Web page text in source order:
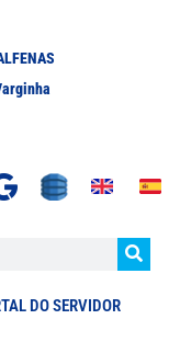
DO SERVIDOR